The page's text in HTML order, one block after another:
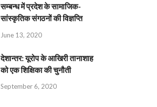
सम्बन्ध में प्रदेश के सामाजिक-
सांस्कृतिक संगठनों की विज्ञप्ति
June 13, 2020
देशान्‍तर: यूरोप के आखिरी तानाशाह
को एक शिक्षिका की चुनौती
September 6, 2020